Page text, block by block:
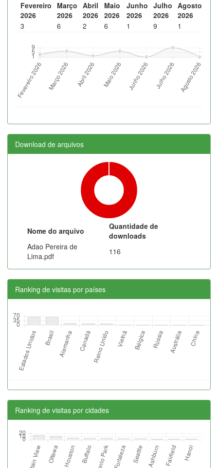
Fevereiro
2026
Março
2026
Abril
2026
Maio
2026
Junho
2026
Julho
2026
Agosto
2026
3
6 2 6 1 9 1
Download de arquivos
Nome do arquivo
Quantidade de
downloads
Adao Pereira de
Lima.pdf
116
Ranking de visitas por países
Ranking de visitas por cidades